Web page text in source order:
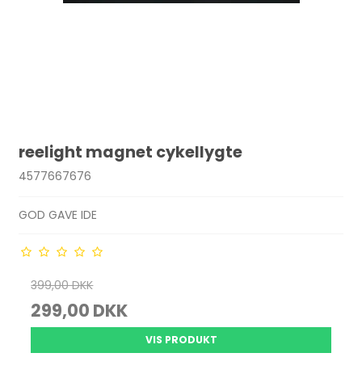
reelight magnet cykellygte
4577667676
GOD GAVE IDE
399,00 DKK
299,00 DKK
VIS PRODUKT